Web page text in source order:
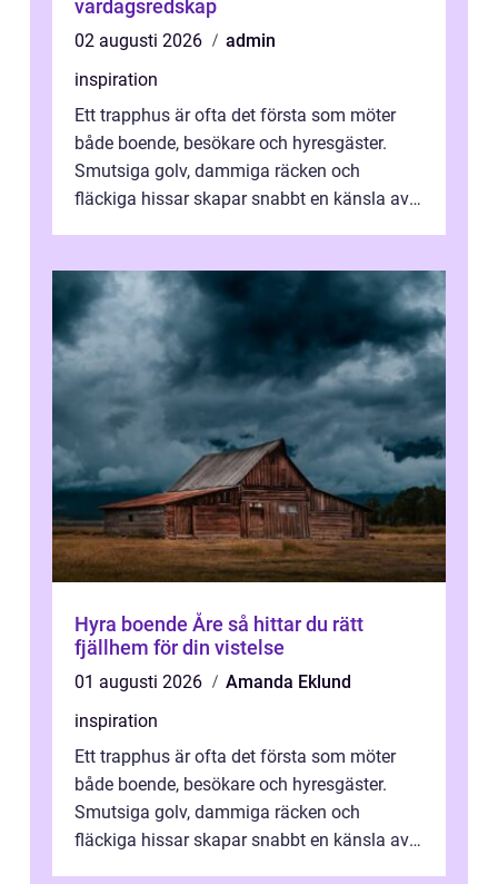
vardagsredskap
02 augusti 2026
admin
inspiration
Ett trapphus är ofta det första som möter
både boende, besökare och hyresgäster.
Smutsiga golv, dammiga räcken och
fläckiga hissar skapar snabbt en känsla av
Hyra boende Åre så hittar du rätt
fjällhem för din vistelse
01 augusti 2026
Amanda Eklund
inspiration
Ett trapphus är ofta det första som möter
både boende, besökare och hyresgäster.
Smutsiga golv, dammiga räcken och
fläckiga hissar skapar snabbt en känsla av